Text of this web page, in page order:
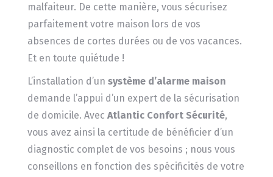
malfaiteur. De cette manière, vous sécurisez
parfaitement votre maison lors de vos
absences de cortes durées ou de vos vacances.
Et en toute quiétude !
L’installation d’un système d’alarme maison
demande l’appui d’un expert de la sécurisation
de domicile. Avec Atlantic Confort Sécurité,
vous avez ainsi la certitude de bénéficier d’un
diagnostic complet de vos besoins ; nous vous
conseillons en fonction des spécificités de votre